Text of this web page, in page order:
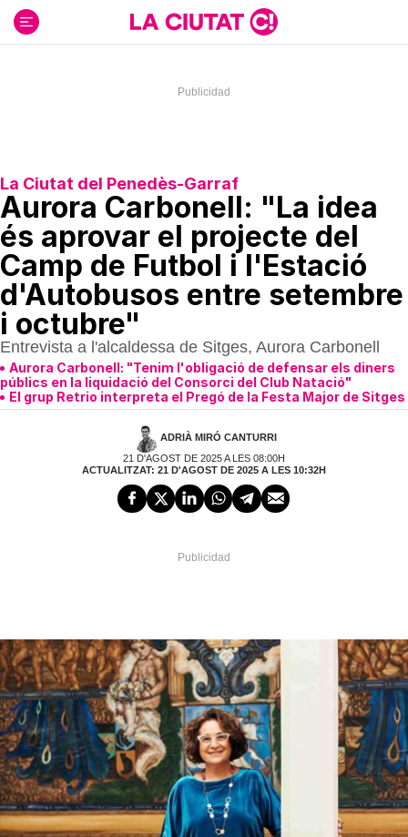
contenido
La Ciutat del Penedès-Garraf
Aurora Carbonell: "La idea
és aprovar el projecte del
Camp de Futbol i l'Estació
d'Autobusos entre setembre
i octubre"
Entrevista a l'alcaldessa de Sitges, Aurora Carbonell
Aurora Carbonell: "Tenim l'obligació de defensar els diners
públics en la liquidació del Consorci del Club Natació"
El grup Retrio interpreta el Pregó de la Festa Major de Sitges
ADRIÀ MIRÓ CANTURRI
21 D'AGOST DE 2025 A LES 08:00H
ACTUALITZAT: 21 D'AGOST DE 2025 A LES 10:32H